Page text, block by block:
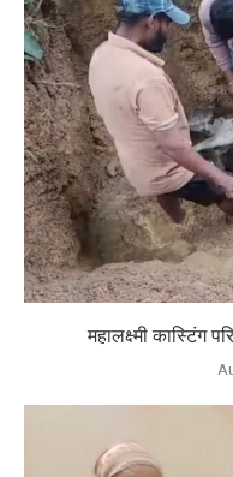
महालक्ष्मी कास्टिंग